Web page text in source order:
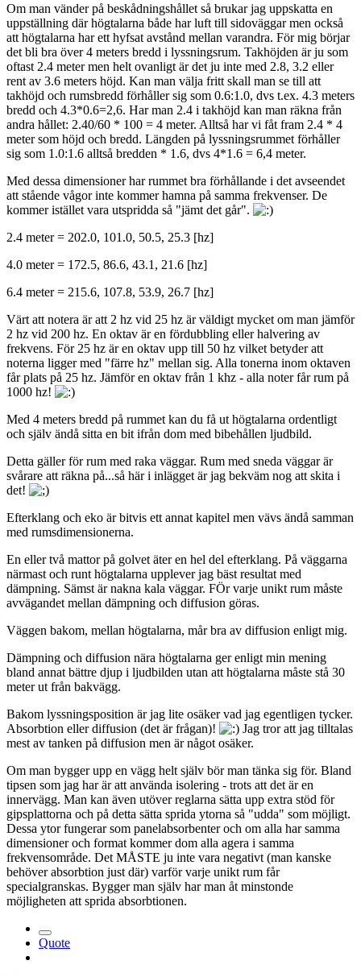
Om man vänder på beskådningshållet så brukar jag uppskatta en
uppställning där högtalarna både har luft till sidoväggar men också
att högtalarna har ett hyfsat avstånd mellan varandra. För mig börjar
det bli bra över 4 meters bredd i lyssningsrum. Takhöjden är ju som
oftast 2.4 meter men helt ovanligt är det ju inte med 2.8, 3.2 eller
rent av 3.6 meters höjd. Kan man välja fritt skall man se till att
takhöjd och rumsbredd förhåller sig som 0.6:1.0, dvs t.ex. 4.3 meters
bredd och 4.3*0.6=2,6. Har man 2.4 i takhöjd kan man räkna från
andra hållet: 2.40/60 * 100 = 4 meter. Alltså har vi fåt fram 2.4 * 4
meter som höjd och bredd. Längden på lyssningsrummet förhåller
sig som 1.0:1.6 alltså bredden * 1.6, dvs 4*1.6 = 6,4 meter.
Med dessa dimensioner har rummet bra förhållande i det avseendet
att stående vågor inte kommer hamna på samma frekvenser. De
kommer istället vara utspridda så "jämt det går".
2.4 meter = 202.0, 101.0, 50.5, 25.3 [hz]
4.0 meter = 172.5, 86.6, 43.1, 21.6 [hz]
6.4 meter = 215.6, 107.8, 53.9, 26.7 [hz]
Värt att notera är att 2 hz vid 25 hz är väldigt mycket om man jämför
2 hz vid 200 hz. En oktav är en fördubbling eller halvering av
frekvens. För 25 hz är en oktav upp till 50 hz vilket betyder att
noterna ligger med "färre hz" mellan sig. Alla tonerna inom oktaven
får plats på 25 hz. Jämför en oktav från 1 khz - alla noter får rum på
1000 hz!
Med 4 meters bredd på rummet kan du få ut högtalarna ordentligt
och själv ändå sitta en bit ifrån dom med bibehållen ljudbild.
Detta gäller för rum med raka väggar. Rum med sneda väggar är
svårare att räkna på...så här i inlägget är jag bekväm nog att skita i
det!
Efterklang och eko är bitvis ett annat kapitel men vävs ändå samman
med rumsdimensionerna.
En eller två mattor på golvet äter en hel del efterklang. På väggarna
närmast och runt högtalarna upplever jag bäst resultat med
dämpning. Sämst är nakna kala väggar. FÖr varje unikt rum måste
avvägandet mellan dämpning och diffusion göras.
Väggen bakom, mellan högtalarna, mår bra av diffusion enligt mig.
Dämpning och diffusion nära högtalarna ger enligt min mening
bland annat bättre djup i ljudbilden utan att högtalarna måste stå 30
meter ut från bakvägg.
Bakom lyssningsposition är jag lite osäker vad jag egentligen tycker.
Absorbtion eller diffusion (det är frågan)!
Jag tror att jag tilltalas
mest av tanken på diffusion men är något osäker.
Om man bygger upp en vägg helt själv bör man tänka sig för. Bland
tipsen som jag har är att använda isolering - trots att det är en
innervägg. Man kan även utöver reglarna sätta upp extra stöd för
gipsplattorna och på detta sätta sprida ytorna så "udda" som möjligt.
Dessa ytor fungerar som panelabsorbenter och om alla har samma
dimensioner och format kommer dom alla agera i samma
frekvensområde. Det MÅSTE ju inte vara negativt (man kanske
behöver absorbtion just där) varför varje unikt rum får
specialgranskas. Bygger man själv har man åt minstonde
möjligheten att sprida absorbtionen.
Quote